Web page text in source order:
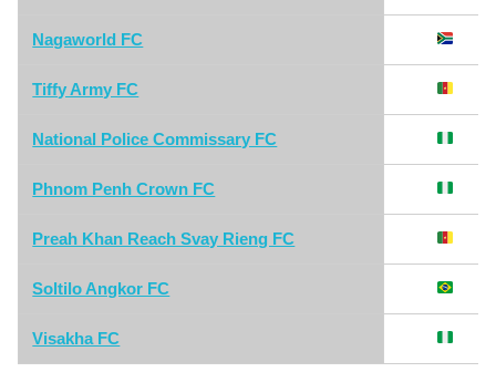
Nagaworld FC
Tiffy Army FC
National Police Commissary FC
Phnom Penh Crown FC
Preah Khan Reach Svay Rieng FC
Soltilo Angkor FC
Visakha FC